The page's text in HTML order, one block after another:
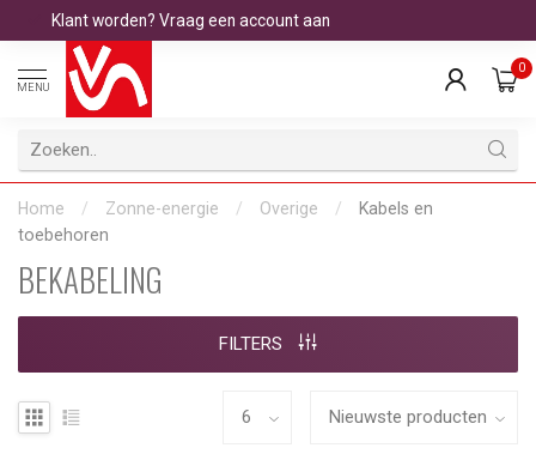
Klant worden? Vraag een account aan
MENU
0
Home / Zonne-energie / Overige /
Kabels en
toebehoren
BEKABELING
FILTERS